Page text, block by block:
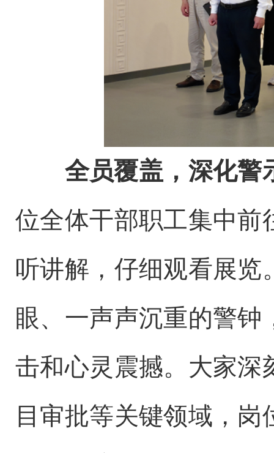
全员覆盖，深化警
位全体干部职工集中前
听讲解，仔细观看展
眼、一声声沉重的警
击和心灵震撼。大家深
目审批等关键领域，